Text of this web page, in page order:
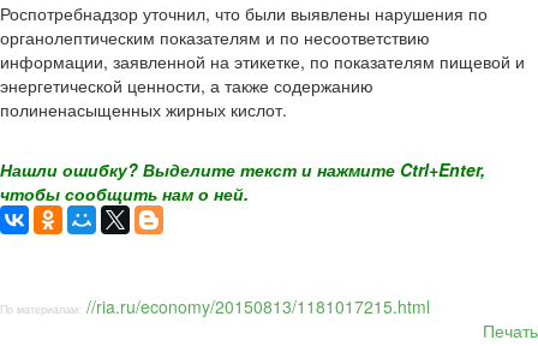
Роспотребнадзор уточнил, что были выявлены нарушения по
органолептическим показателям и по несоответствию
информации, заявленной на этикетке, по показателям пищевой и
энергетической ценности, а также содержанию
полиненасыщенных жирных кислот.
Нашли ошибку? Выделите текст и нажмите Ctrl+Enter,
чтобы сообщить нам о ней.
По материалам: //ria.ru/economy/20150813/1181017215.html
Печать